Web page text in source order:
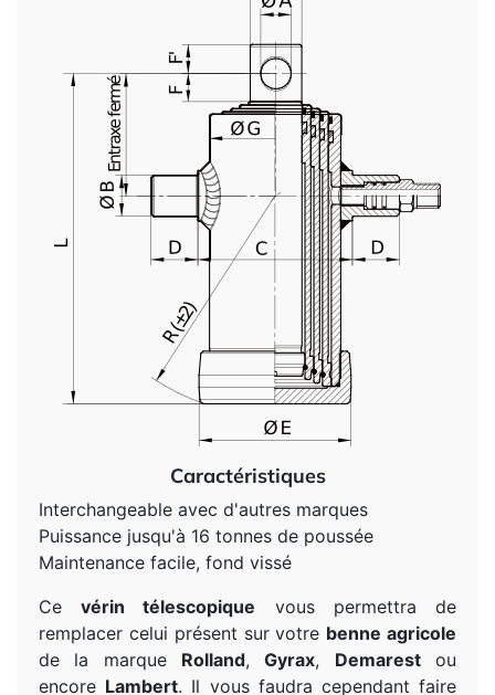
Caractéristiques
Interchangeable avec d'autres marques
Puissance jusqu'à 16 tonnes de poussée
Maintenance facile, fond vissé
Cevérin télescopique vous permettra de
remplacer celui présent sur votre benne agricole
de la marque Rolland,Gyrax, Demarestou
encore Lambert. Il vous faudra cependant faire